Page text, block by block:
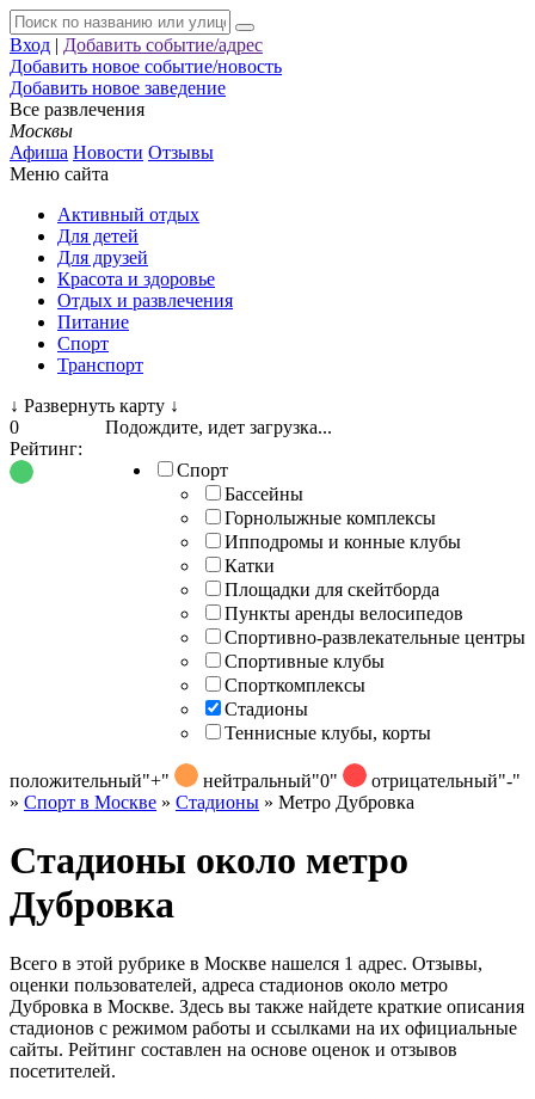
Вход | Добавить событие/адрес
Добавить новое событие/новость
Добавить новое заведение
Все развлечения
Москвы
Афиша Новости Отзывы
Меню сайта
Активный отдых
Для детей
Для друзей
Красота и здоровье
Отдых и развлечения
Питание
Спорт
Транспорт
↓ Развернуть карту ↓
Подождите, идет загрузка...
Спорт
Бассейны
Горнолыжные комплексы
Ипподромы и конные клубы
Катки
Площадки для скейтборда
Пункты аренды велосипедов
Спортивно-развлекательные центры
Спортивные клубы
Спорткомплексы
Стадионы
Теннисные клубы, корты
0
Рейтинг:
положительный"+" нейтральный"0" отрицательный"-"
» Спорт в Москве » Стадионы » Метро Дубровка
Стадионы около метро
Дубровка
Всего в этой рубрике в Москве нашелся 1 адрес. Отзывы,
оценки пользователей, адреса стадионов около метро
Дубровка в Москве. Здесь вы также найдете краткие описания
стадионов с режимом работы и ссылками на их официальные
сайты. Рейтинг составлен на основе оценок и отзывов
посетителей.